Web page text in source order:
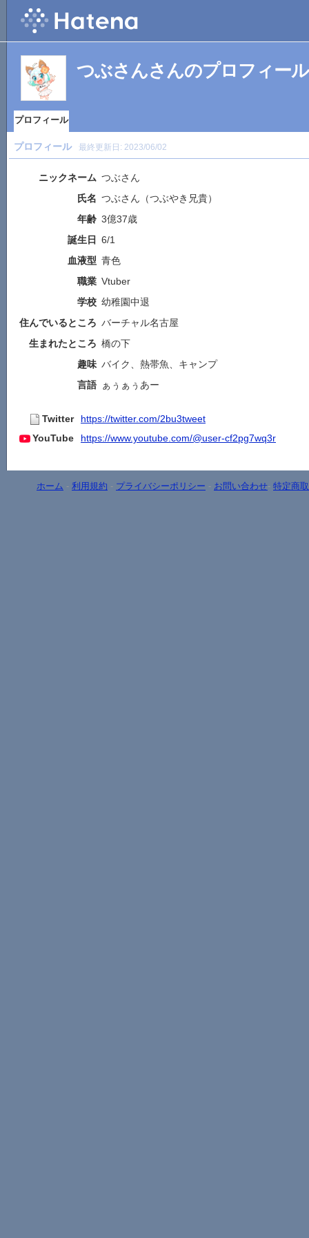
つぶさんさんのプロフィール
プロフィール
プロフィール 最終更新日: 2023/06/02
ニックネーム つぶさん
氏名 つぶさん（つぶやき兄貴）
年齢 3億37歳
誕生日
6/1
血液型 青色
職業 Vtuber
学校 幼稚園中退
住んでいるところ バーチャル名古屋
生まれたところ 橋の下
趣味 バイク、熱帯魚、キャンプ
言語 ぁぅぁぅあー
Twitter
https://twitter.com/2bu3tweet
YouTube
https://www.youtube.com/@user-cf2pg7wq3r
ホーム - 利用規約 - プライバシーポリシー - お問い合わせ- 特定商